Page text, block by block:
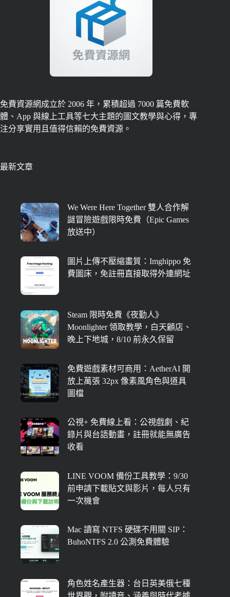
免費資源網成立於 2006 年，累積超過 7000 篇免費軟
體、App 與線上工具等七大主題的圖文教學與心得，專
注分享實用且值得信賴的免費資源。
最新文章
We Were Here Together 雙人合作解
謎冒險遊戲限時免費（Epic Games
放送中）
圖片上傳不壓縮畫質：Imghippo 免
費圖床，免註冊直接取得外連網址
Steam 限時免費《夜勤人》
Moonlighter 領取教學，白天顧店、
晚上下地城，8/10 前永久保留
免費遊戲素材可商用：AetherAI 開
放上萬張 32px 像素風角色與道具
圖檔
公視+ 免費線上看：公視戲劇、紀
錄片與台語動畫，註冊就能無廣告
收看
LINE VOOM 備份工具教學：9/30
前申請下載貼文與影片，每人只有
一次機會
Mac 讀寫 NTFS 硬碟不用關 SIP：
BuhoNTFS 2.0 公測免費體驗
角色姓名產生器：台日英美俄七種